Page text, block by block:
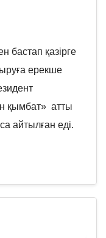
бастап қазірге
ерекше
қымбат» атты
айтылған еді.